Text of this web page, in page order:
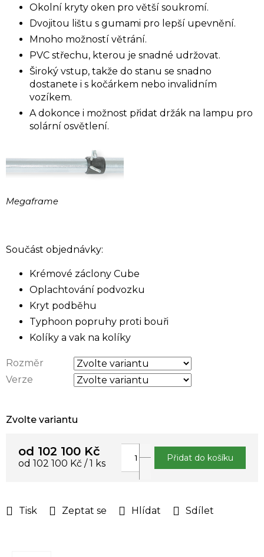
Zvolte variantu
Rozměr
Verze
Okolní kryty oken pro větší soukromí.
Dvojitou lištu s gumami pro lepší upevnění.
Mnoho možností větrání.
PVC střechu, kterou je snadné udržovat.
Široký vstup, takže do stanu se snadno
dostanete i s kočárkem nebo invalidním
vozíkem.
A dokonce i možnost přidat držák na lampu pro
solární osvětlení.
Megaframe
Součást objednávky:
Krémové záclony Cube
Oplachtování podvozku
Kryt podběhu
Typhoon popruhy proti bouři
Kolíky a vak na kolíky
Tisk Zeptat se Hlídat Sdílet
od 102 100 Kč
Měrná
od 102 100 Kč / 1 ks Přidat do košíku